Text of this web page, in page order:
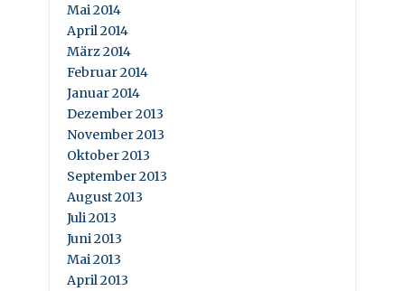
Mai 2014
April 2014
März 2014
Februar 2014
Januar 2014
Dezember 2013
November 2013
Oktober 2013
September 2013
August 2013
Juli 2013
Juni 2013
Mai 2013
April 2013